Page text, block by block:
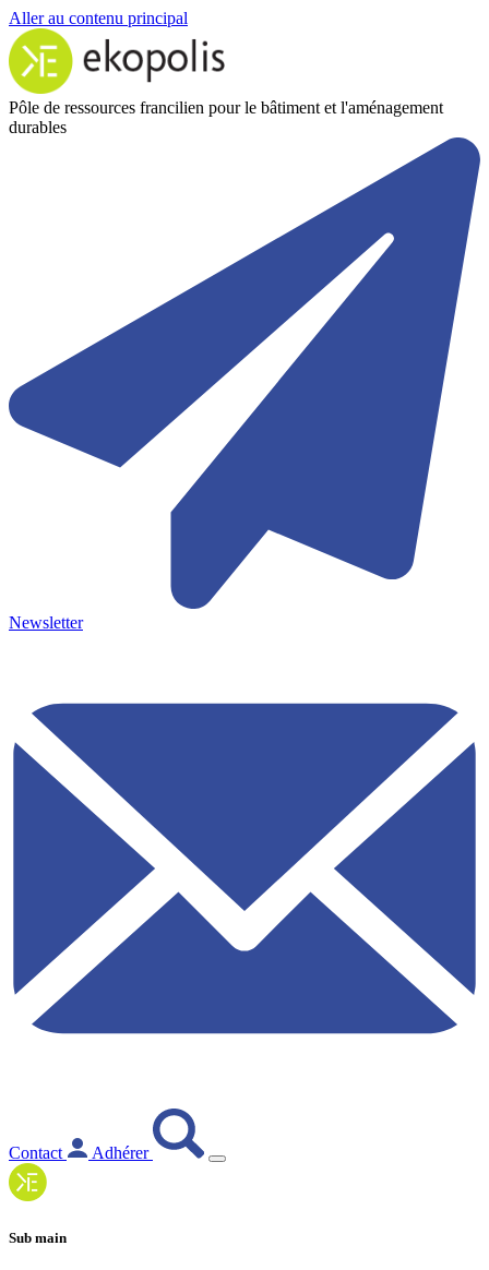
Aller au contenu principal
Pôle de ressources francilien pour le bâtiment et l'aménagement
durables
Newsletter
Contact Adhérer
Sub main